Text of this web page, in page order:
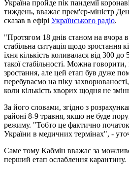
Україна пройде пік пандемії
тиждень, вважає прем'єр-міністр
сказав в ефірі Українського радіо.
"Протягом 18 днів станом на вчора в
стабільна ситуація щодо зростання
їхня кількість коливалася від 300
такої стабільності. Можна
зростання, але цей етап був дуже
перебуваємо на піку
коли кількість хворих щодня не
За його словами, згідно з
районі 8-9 травня, якщо не буде
режиму. "Тобто це фактично початок
України в медичних термінах", -
Саме тому Кабмін вважає за
перший етап ослаблення карантину.